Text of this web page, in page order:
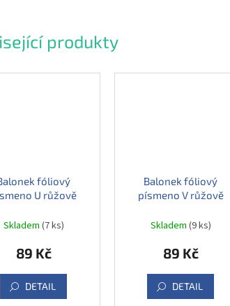
produkty
fóliový
U růžově
Skladem (7 ks)
89 Kč
DETAIL
Balonek fóliový
písmeno V růžově
Skladem (9 ks)
89 Kč
DETAIL